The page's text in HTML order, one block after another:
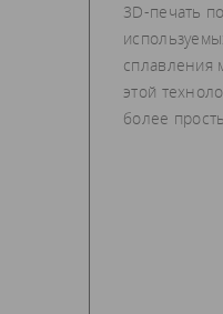
3D-печать
сплавления
этой
более